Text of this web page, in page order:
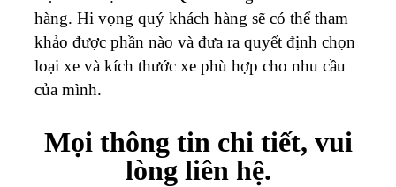
hàng. Hi vọng quý khách hàng sẽ có thể tham
khảo được phần nào và đưa ra quyết định chọn
loại xe và kích thước xe phù hợp cho nhu cầu
của mình.
Mọi thông tin chi tiết, vui
lòng liên hệ.